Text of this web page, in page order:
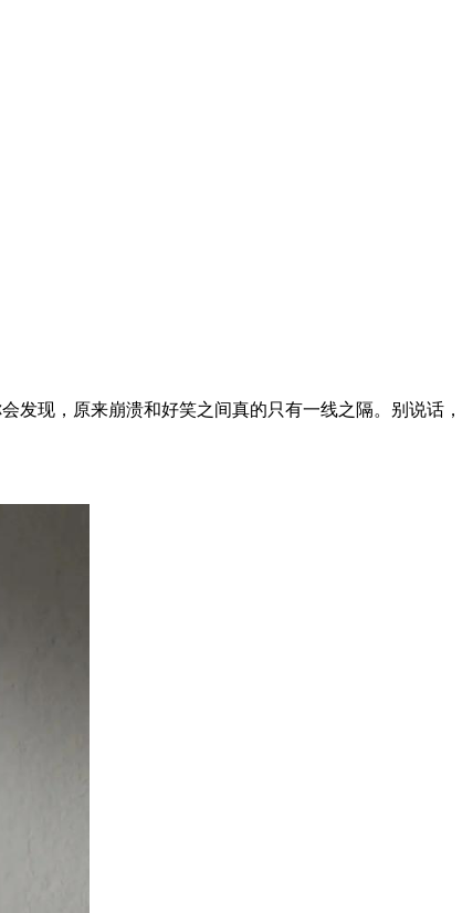
发现，原来崩溃和好笑之间真的只有一线之隔。别说话，